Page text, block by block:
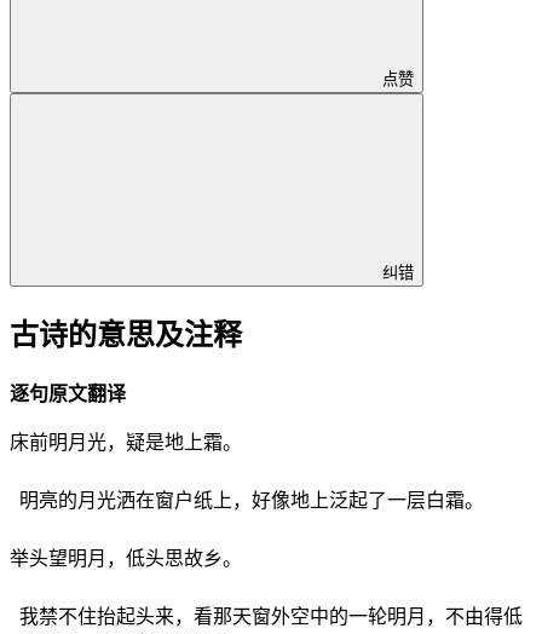
点赞
纠错
古诗的意思及注释
逐句原文翻译
床前明月光，疑是地上霜。
明亮的月光洒在窗户纸上，好像地上泛起了一层白霜。
举头望明月，低头思故乡。
我禁不住抬起头来，看那天窗外空中的一轮明月，不由得低